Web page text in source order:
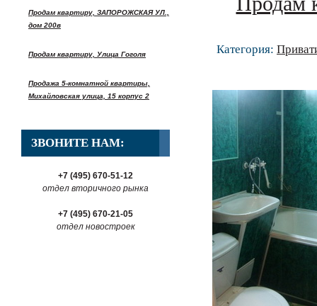
Продам квартиру, ЗАПОРОЖСКАЯ УЛ.,
дом 200в
Продам квартиру, Улица Гоголя
Продажа 5-комнатной квартиры,
Михайловская улица, 15 корпус 2
ЗВОНИТЕ НАМ:
+7 (495) 670-51-12
отдел вторичного рынка
+7 (495) 670-21-05
отдел новостроек
Категория: